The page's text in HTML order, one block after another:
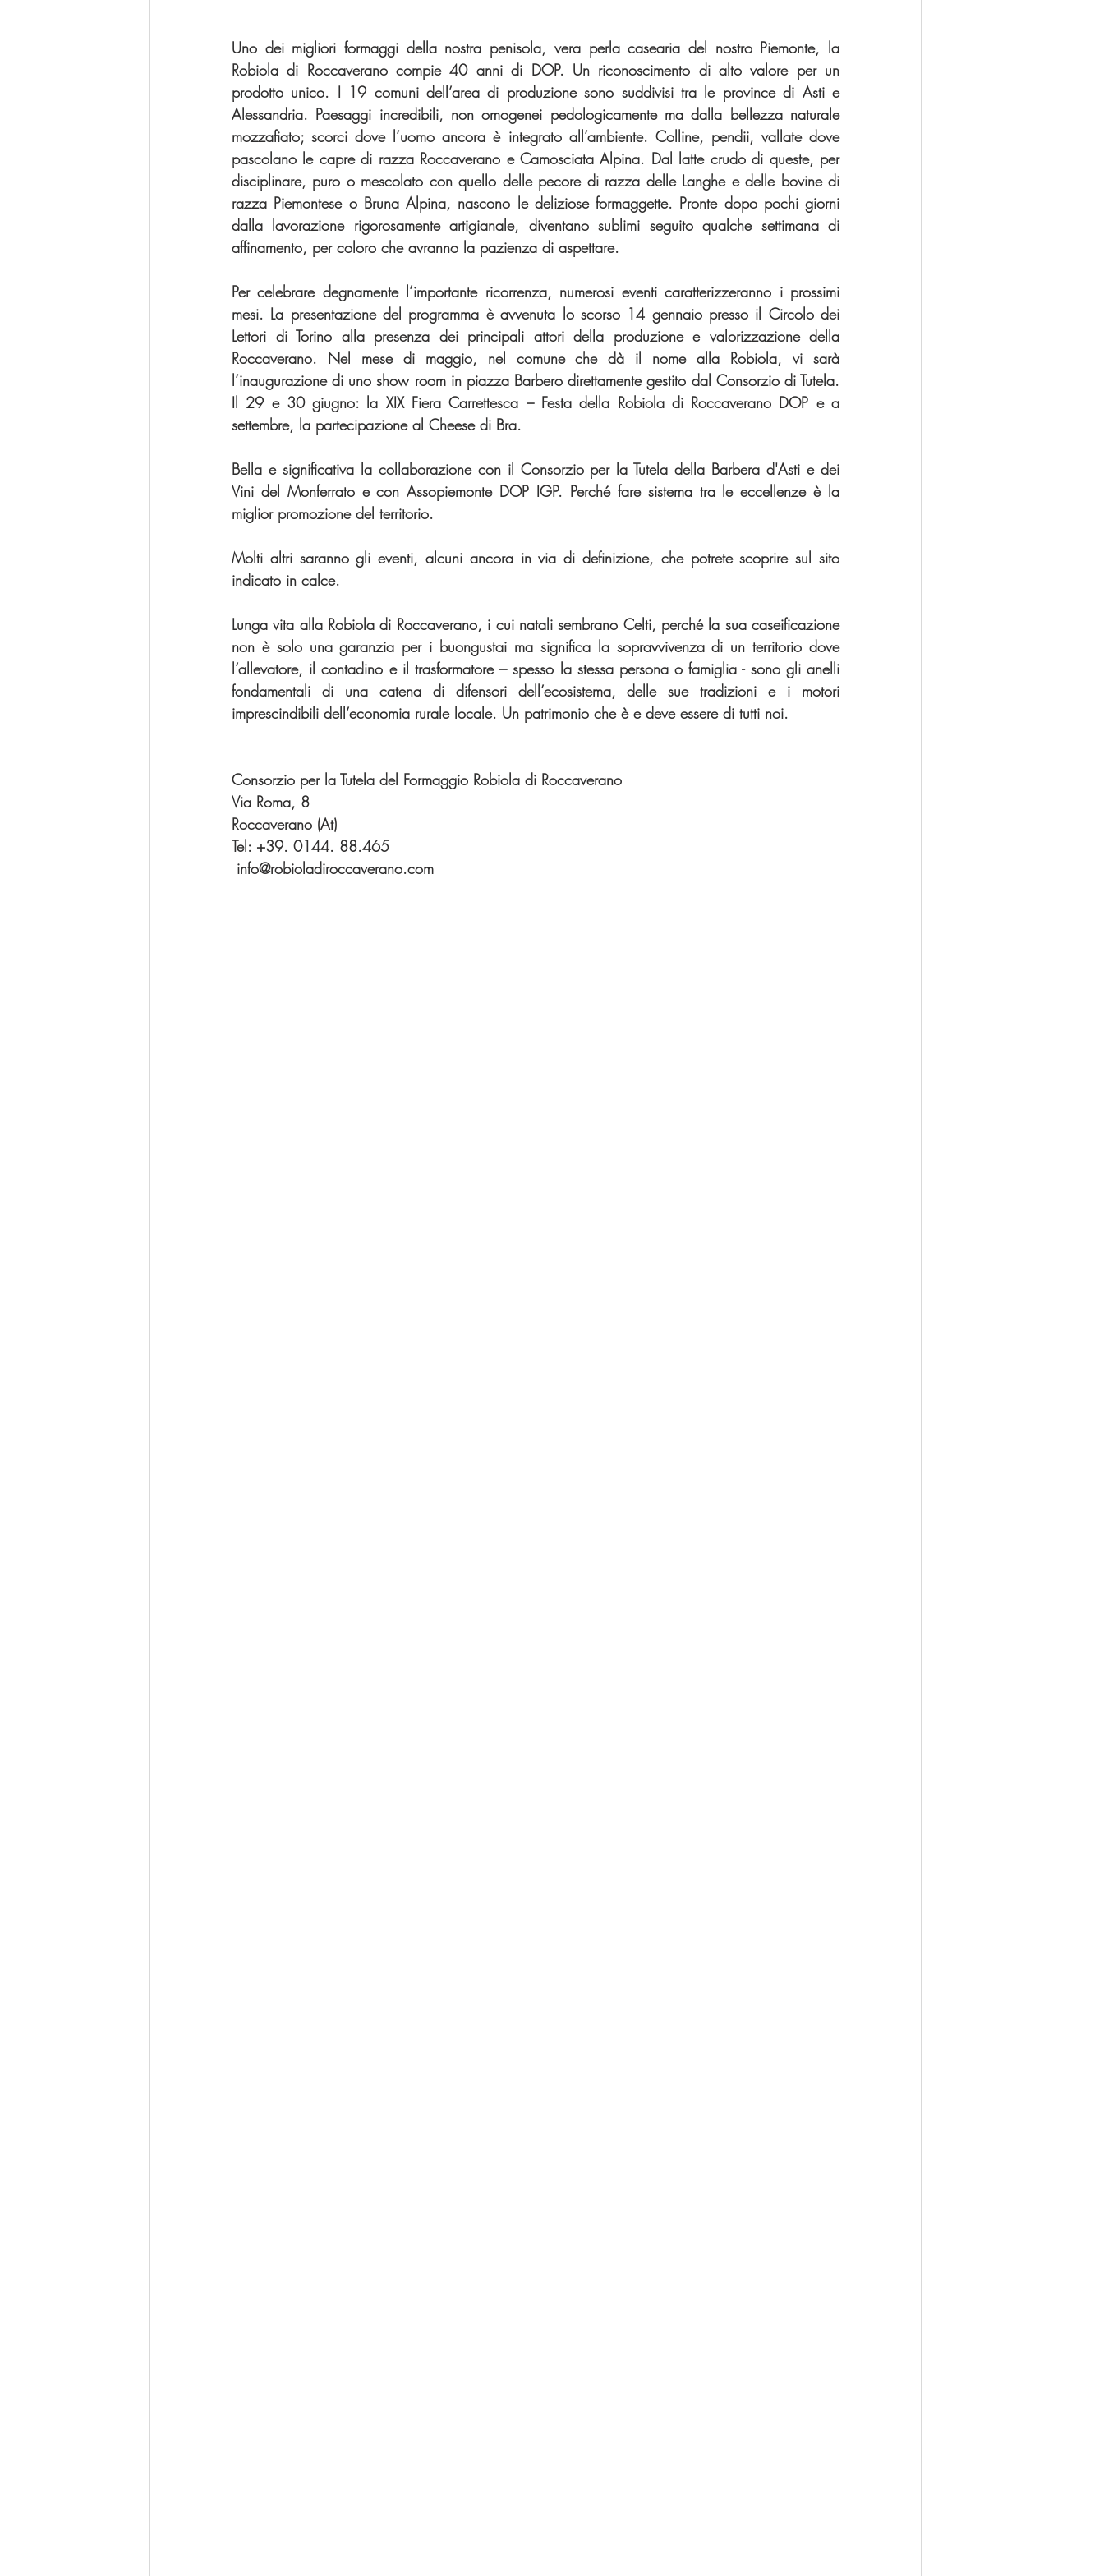
Uno dei migliori formaggi della nostra penisola, vera perla casearia del nostro Piemonte, la
Robiola di Roccaverano compie 40 anni di DOP. Un riconoscimento di alto valore per un
prodotto unico. I 19 comuni dell’area di produzione sono suddivisi tra le province di Asti e
Alessandria. Paesaggi incredibili, non omogenei pedologicamente ma dalla bellezza naturale
mozzafiato; scorci dove l’uomo ancora è integrato all’ambiente. Colline, pendii, vallate dove
pascolano le capre di razza Roccaverano e Camosciata Alpina. Dal latte crudo di queste, per
disciplinare, puro o mescolato con quello delle pecore di razza delle Langhe e delle bovine di
razza Piemontese o Bruna Alpina, nascono le deliziose formaggette. Pronte dopo pochi giorni
dalla lavorazione rigorosamente artigianale, diventano sublimi seguito qualche settimana di
affinamento, per coloro che avranno la pazienza di aspettare.
Per celebrare degnamente l’importante ricorrenza, numerosi eventi caratterizzeranno i prossimi
mesi. La presentazione del programma è avvenuta lo scorso 14 gennaio presso il Circolo dei
Lettori di Torino alla presenza dei principali attori della produzione e valorizzazione della
Roccaverano. Nel mese di maggio, nel comune che dà il nome alla Robiola, vi sarà
l’inaugurazione di uno show room in piazza Barbero direttamente gestito dal Consorzio di Tutela.
Il 29 e 30 giugno: la XIX Fiera Carrettesca – Festa della Robiola di Roccaverano DOP e a
settembre, la partecipazione al Cheese di Bra.
Bella e significativa la collaborazione con il Consorzio per la Tutela della Barbera d'Asti e dei
Vini del Monferrato e con Assopiemonte DOP IGP. Perché fare sistema tra le eccellenze è la
miglior promozione del territorio.
Molti altri saranno gli eventi, alcuni ancora in via di definizione, che potrete scoprire sul sito
indicato in calce.
Lunga vita alla Robiola di Roccaverano, i cui natali sembrano Celti, perché la sua caseificazione
non è solo una garanzia per i buongustai ma significa la sopravvivenza di un territorio dove
l’allevatore, il contadino e il trasformatore – spesso la stessa persona o famiglia - sono gli anelli
fondamentali di una catena di difensori dell’ecosistema, delle sue tradizioni e i motori
imprescindibili dell’economia rurale locale. Un patrimonio che è e deve essere di tutti noi.
Consorzio per la Tutela del Formaggio Robiola di Roccaverano
Via Roma, 8
Roccaverano (At)
Tel: +39. 0144. 88.465
info@robioladiroccaverano.com